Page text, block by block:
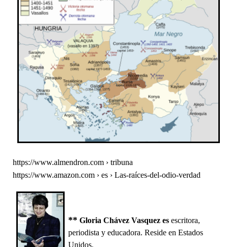
https://www.almendron.com › tribuna
https://www.amazon.com › es › Las-raíces-del-odio-verdad
** Gloria Chávez Vasquez es escritora,
periodista y educadora. Reside en Estados
Unidos.